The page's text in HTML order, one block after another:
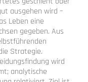
ausgehen wird –
Leben eine
gegeben. Aus
Strategie.
wird
analytische